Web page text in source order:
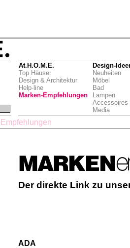
At.H.O.M.E.
Top Häuser
Design & Architektur
Help-line
Marken-Empfehlungen
Design-
Neuheiten
Möbel
Bad
Lampen
Accessoires
Media
Der direkte Link zu
ADA